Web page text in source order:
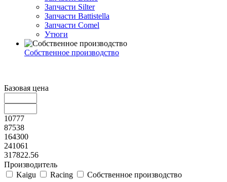
Запчасти Silter
Запчасти Battistella
Запчасти Comel
Утюги
Собственное производство
Базовая цена
10777
87538
164300
241061
317822.56
Производитель
Kaigu
Racing Собственное производство